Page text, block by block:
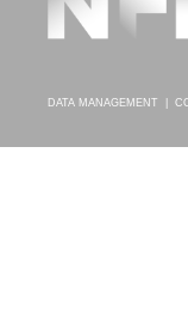
DATA MANAGEMENT